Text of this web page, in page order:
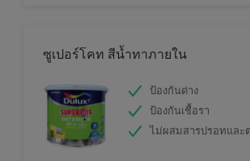
ซูเปอร์โคท สีน้ำทาภายใน
ป้องกันด่าง
ป้องกันเชื้อรา
ไม่ผสมสารปรอทและ